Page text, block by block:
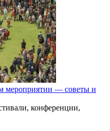
мероприятии — советы и
конференции,